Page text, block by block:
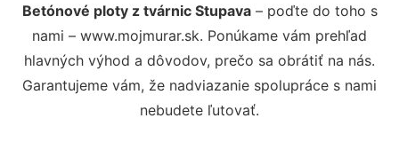
Betónové ploty z tvárnic Stupava– poďte do toho s
nami – www.mojmurar.sk. Ponúkame vám prehľad
hlavných výhod a dôvodov, prečo sa obrátiť na nás.
Garantujeme vám, že nadviazanie spolupráce s nami
nebudete ľutovať.